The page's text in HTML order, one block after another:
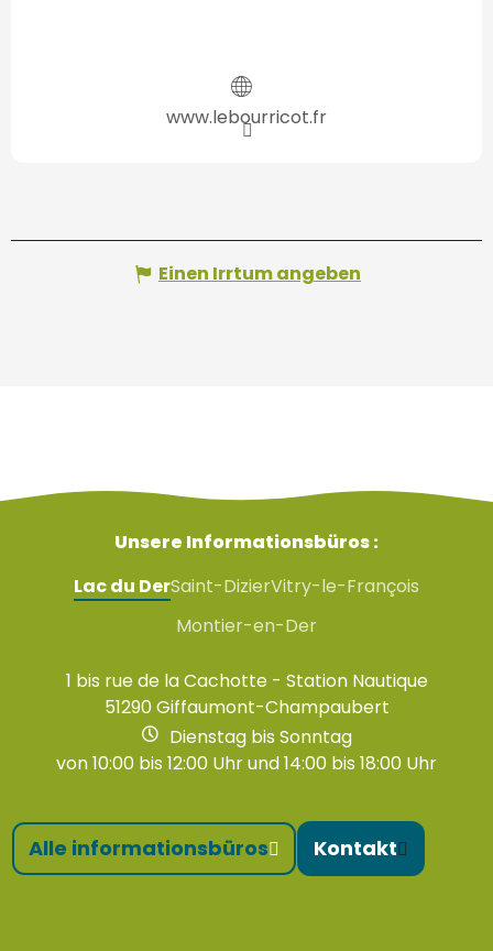
www.lebourricot.fr
Einen Irrtum angeben
Unsere Informationsbüros :
Lac du DerSaint-DizierVitry-le-François
Montier-en-Der
1 bis rue de la Cachotte - Station Nautique
51290 Giffaumont-Champaubert
Dienstag bis Sonntag
von 10:00 bis 12:00 Uhr und 14:00 bis 18:00 Uhr
Alle informationsbüros Kontakt